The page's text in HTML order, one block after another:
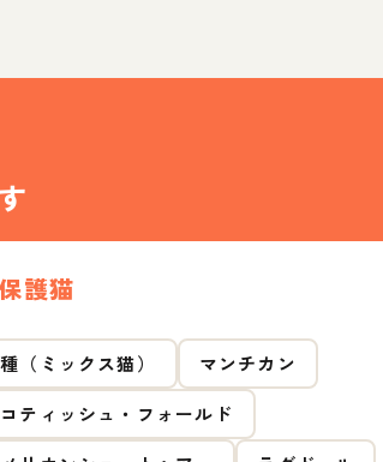
護猫
（ミックス猫）
マンチカン
ティッシュ・フォールド